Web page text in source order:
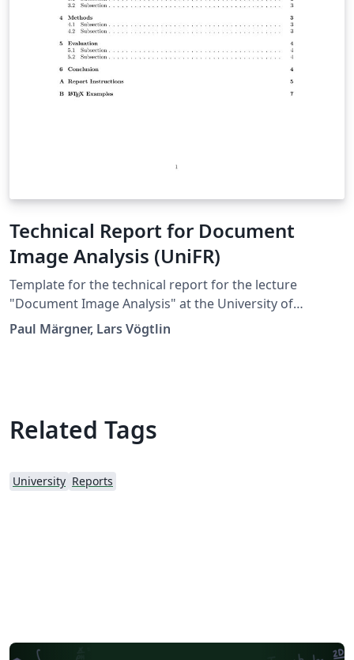
Technical Report for Document
Image Analysis (UniFR)
Template for the technical report for the lecture
"Document Image Analysis" at the University of
Fribourg, Switzerland.
Paul Märgner, Lars Vögtlin
Related Tags
University Reports